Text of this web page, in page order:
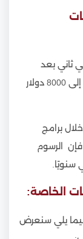
ثاني بعد
الحصول على بكالوريوس تمريض ما بين 6000 إلى 8000 دولار
برامج
الرسوم
الخاصة:
يلي سنعرض